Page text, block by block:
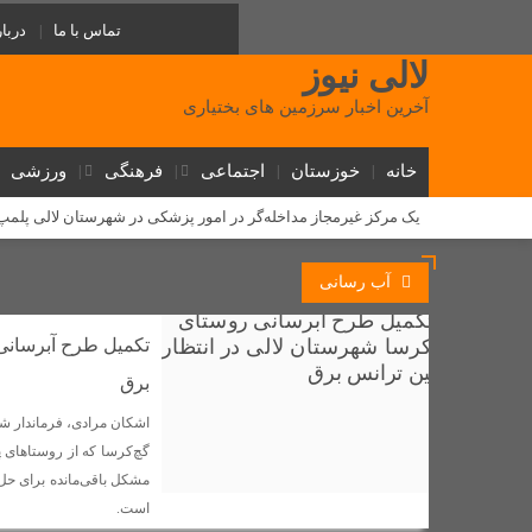
تماس با ما
لالی نیوز
آخرین اخبار سرزمین های بختیاری
خانه خوزستان اجتماعی فرهنگی ورزشی
یک مرکز غیرمجاز مداخله‌گر در امور پزشکی در شهرستان لالی
روابط سرد نماینده و فرماندار لالی؛ (استوری) جنجالی رضا جباری،
دستگیری ۱۰ سارق احشام و اماکن خصوصی در طرح «آرامش در شهر» لالی
مسئولان لالی و حکایت پل کابلی وقتی نفس‌های بلوط به یاری
گامی بلند توسعه ارتباطات در لالی؛ فیبر نوری به شهر می‌رسد و ۵ روستا از اینترنت همراه برخوردار شدند
دستگیری فروشنده عمده شیشه در لالی؛ کشف بیش از ۷۵۰ گرم مواد صنعتی
مذاکره برای غرب یک تاکتیک است، نه هدف / تشییع باشکوه
آب رسانی
تکمیل طرح
برق
اشکان مرادی،
گچ‌کرسا که از
مشکل باقی‌مانده برای حل
است.